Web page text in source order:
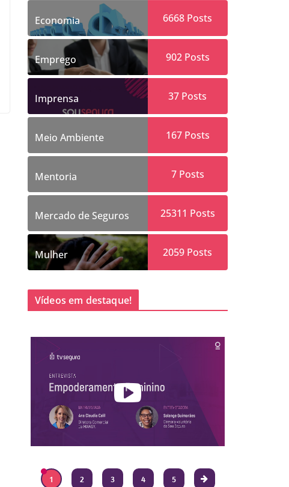
Economia 6668 Posts
Emprego 902Posts
Imprensa 37 Posts
Meio Ambiente 167Posts
Mentoria 7Posts
Mercado de Seguros 25311 Posts
Mulher 2059 Posts
Vídeos em destaque!
1 2 3 4 5